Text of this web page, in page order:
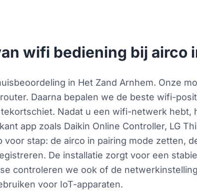
wifi bediening bij airco
in Het Zand Arnhem. Onze
Daarna bepalen we de beste wifi-
Nadat u een wifi-netwerk hebt,
app zoals Daikin Online Controller, LG
voor stap: de airco in pairing mode zetten,
De installatie zorgt voor een
controleren we ook of de
voor IoT-apparaten.